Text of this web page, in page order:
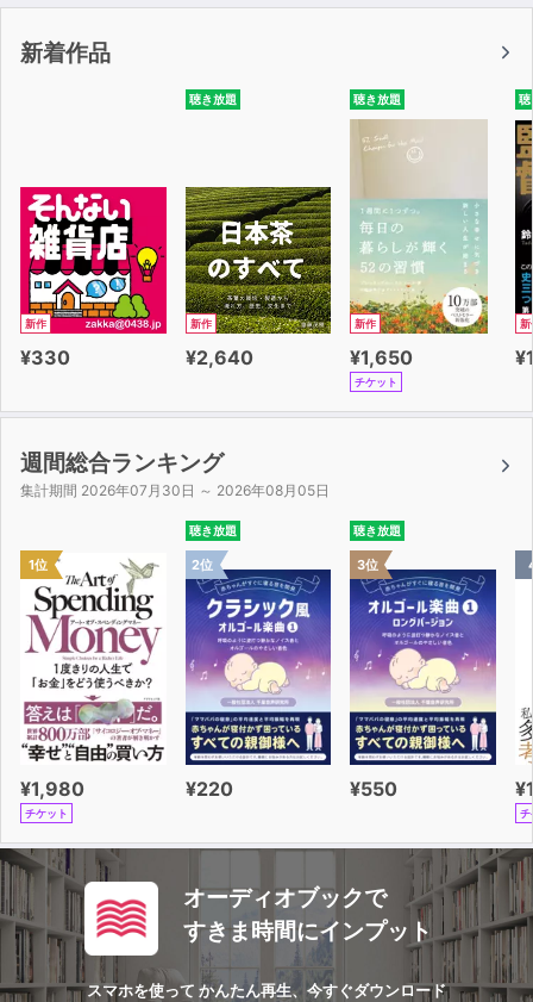
新着作品
新作
¥330
聴き放題
新作
¥2,640
聴き放題
新作
¥1,650
チケット
聴
新
週間総合ランキング
集計期間 2026年07月30日 ～ 2026年08月05日
1位
¥1,980
チケット
聴き放題
2位
¥220
聴き放題
3位
¥550
チ
オーディオブックで
すきま時間にインプット
スマホを使って かんたん再生、今すぐダウンロード